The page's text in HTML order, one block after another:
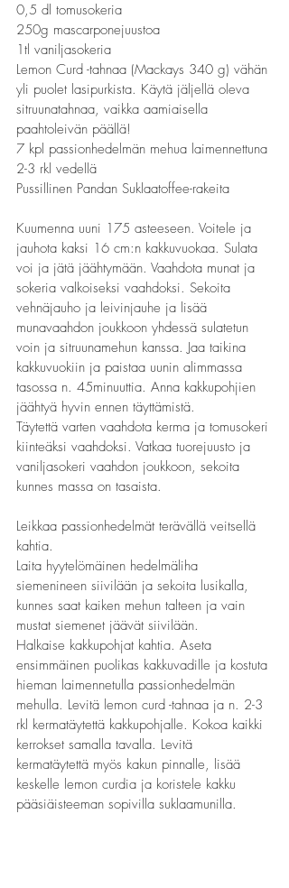
0,5 dl tomusokeria
250g mascarponejuustoa
1tl vaniljasokeria
Lemon Curd -tahnaa (Mackays 340 g) vähän
yli puolet lasipurkista. Käytä jäljellä oleva
sitruunatahnaa, vaikka aamiaisella
paahtoleivän päällä!
7 kpl passionhedelmän mehua laimennettuna
2-3 rkl vedellä
Pussillinen Pandan Suklaatoffee-rakeita
Kuumenna uuni 175 asteeseen. Voitele ja
jauhota kaksi 16 cm:n kakkuvuokaa. Sulata
voi ja jätä jäähtymään. Vaahdota munat ja
sokeria valkoiseksi vaahdoksi. Sekoita
vehnäjauho ja leivinjauhe ja lisää
munavaahdon joukkoon yhdessä sulatetun
voin ja sitruunamehun kanssa. Jaa taikina
kakkuvuokiin ja paistaa uunin alimmassa
tasossa n. 45minuuttia. Anna kakkupohjien
jäähtyä hyvin ennen täyttämistä.
Täytettä varten vaahdota kerma ja tomusokeri
kiinteäksi vaahdoksi. Vatkaa tuorejuusto ja
vaniljasokeri vaahdon joukkoon, sekoita
kunnes massa on tasaista.
Leikkaa passionhedelmät terävällä veitsellä
kahtia.
Laita hyytelömäinen hedelmäliha
siemenineen siivilään ja sekoita lusikalla,
kunnes saat kaiken mehun talteen ja vain
mustat siemenet jäävät siivilään.
Halkaise kakkupohjat kahtia. Aseta
ensimmäinen puolikas kakkuvadille ja kostuta
hieman laimennetulla passionhedelmän
mehulla. Levitä lemon curd -tahnaa ja n. 2-3
rkl kermatäytettä kakkupohjalle. Kokoa kaikki
kerrokset samalla tavalla. Levitä
kermatäytettä myös kakun pinnalle, lisää
keskelle lemon curdia ja koristele kakku
pääsiäisteeman sopivilla suklaamunilla.